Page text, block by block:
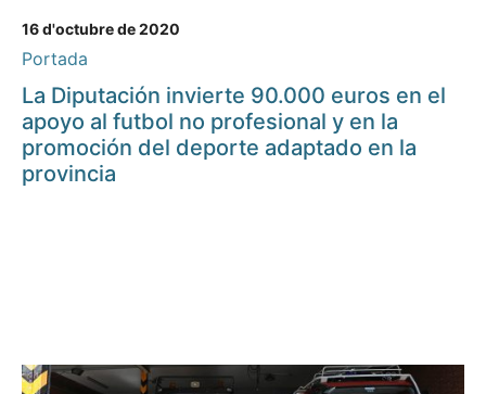
16 d'octubre de 2020
Portada
La Diputación invierte 90.000 euros en el
apoyo al futbol no profesional y en la
promoción del deporte adaptado en la
provincia